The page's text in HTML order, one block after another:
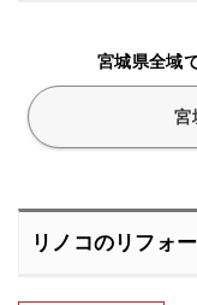
宮城県全域
宮
リノコのリフォ